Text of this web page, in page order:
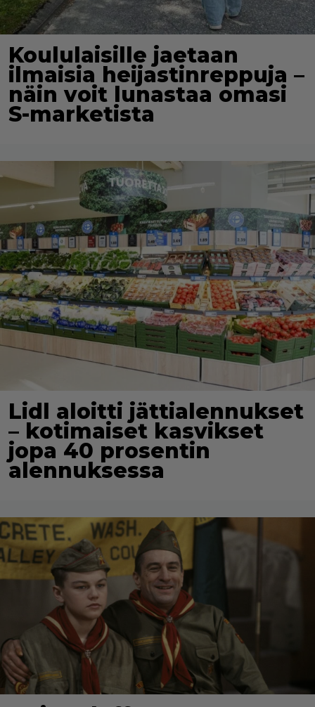
Koululaisille jaetaan
ilmaisia heijastinreppuja –
näin voit lunastaa omasi
S-marketista
Lidl aloitti jättialennukset
– kotimaiset kasvikset
jopa 40 prosentin
alennuksessa